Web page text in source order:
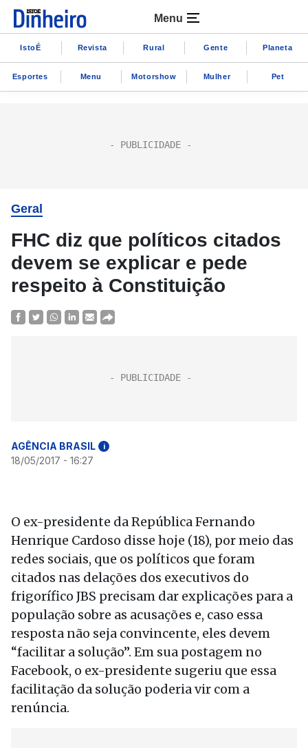
Menu
IstoÉ Revista Rural Gente Planeta
Esportes Menu Motorshow Mulher Pet
Geral
FHC diz que políticos citados
devem se explicar e pede
respeito à Constituição
AGÊNCIA BRASIL i
18/05/2017 - 16:27
O ex-presidente da República Fernando
Henrique Cardoso disse hoje (18), por meio das
redes sociais, que os políticos que foram
citados nas delações dos executivos do
frigorífico JBS precisam dar explicações para a
população sobre as acusações e, caso essa
resposta não seja convincente, eles devem
“facilitar a solução”. Em sua postagem no
Facebook, o ex-presidente sugeriu que essa
facilitação da solução poderia vir com a
renúncia.